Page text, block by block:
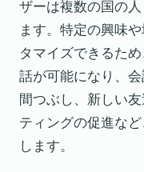
ザーは複数の国の
ます。特定の興味
タマイズできるた
話が可能になり、
間つぶし、新しい
ティングの促進な
します。